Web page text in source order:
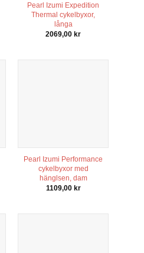
Pearl Izumi Expedition
Thermal cykelbyxor,
långa
2069,00 kr
Pearl Izumi Performance
cykelbyxor med
hänglsen, dam
1109,00 kr